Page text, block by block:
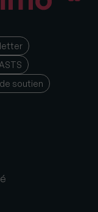
soutien